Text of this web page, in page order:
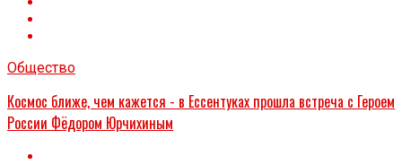
Общество
Космос ближе, чем кажется - в Ессентуках прошла встреча с Героем
России Фёдором Юрчихиным